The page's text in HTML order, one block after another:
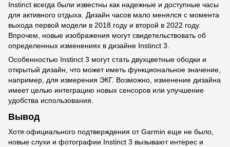
Instinct всегда были известны как надежные и доступные часы
для активного отдыха. Дизайн часов мало менялся с момента
выхода первой модели в 2018 году и второй в 2022 году.
Впрочем, новые изображения могут свидетельствовать об
определенных изменениях в дизайне Instinct 3.
Особенностью Instinct 3 могут стать двухцветные ободки и
открытый дизайн, что может иметь функциональное значение,
например, для измерения ЭКГ. Возможно, изменение дизайна
имеет целью интеграцию новых сенсоров или улучшение
удобства использования.
Вывод
Хотя официального подтверждения от Garmin еще не было,
новые слухи и фотографии Instinct 3 вызывают интерес и